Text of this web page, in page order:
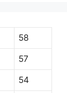
58
57
54